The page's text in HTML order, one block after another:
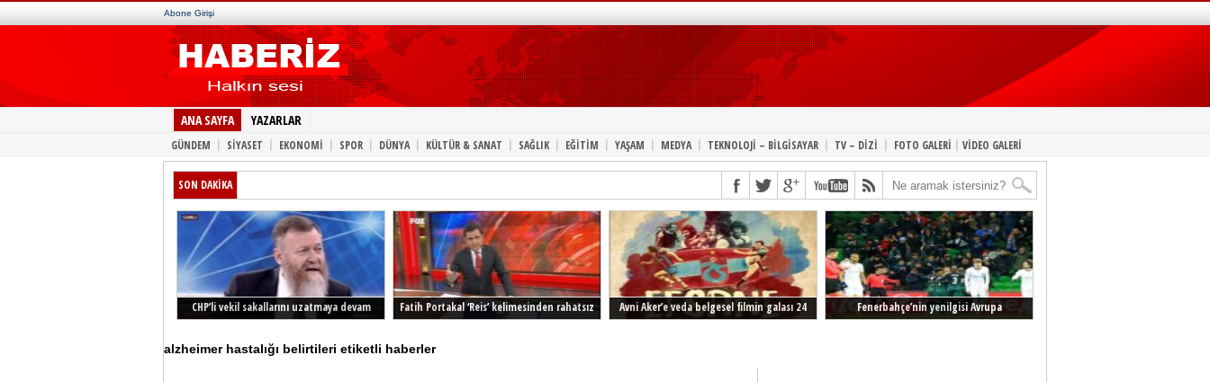
Abone Girişi
ANA SAYFA YAZARLAR
GÜNDEM | SİYASET | EKONOMİ | SPOR | DÜNYA | KÜLTÜR & SANAT | SAĞLIK | EĞİTİM | YAŞAM | MEDYA | TEKNOLOJİ – BİLGİSAYAR | TV – DİZİ | FOTO GALERİ | VİDEO GALERİ
SON DAKİKA
CHP’li vekil sakallarını uzatmaya devam
Fatih Portakal ‘Reis’ kelimesinden rahatsız
Avni Aker’e veda belgesel filmin galası 24
Fenerbahçe’nin yenilgisi Avrupa
alzheimer hastalığı belirtileri etiketli haberler